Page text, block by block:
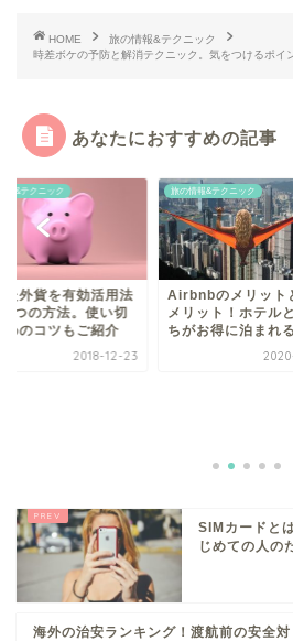
HOME
旅の情報&テクニック
時差ボケの予防と解消テクニック。気をつけるポイ
あなたにおすすめの記事
報&テクニック
た外貨を有効活用法
8つの方法。使い切
めのコツもご紹介
2018-12-23
旅の情報&テクニック
Airbnbのメリット
メリット！ホテル
ちがお得に泊まれ
SIMカードと
じめての人の
海外の治安ランキング！渡航前の安全対